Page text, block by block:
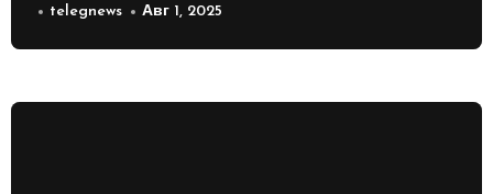
telegnews Авг 1, 2025